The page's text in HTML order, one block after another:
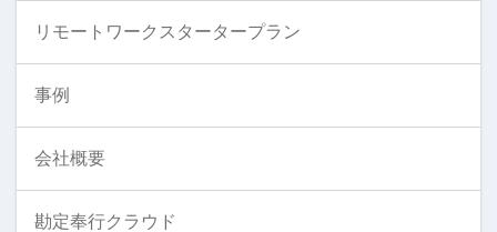
リモートワークスタータープラン
事例
会社概要
勘定奉行クラウド